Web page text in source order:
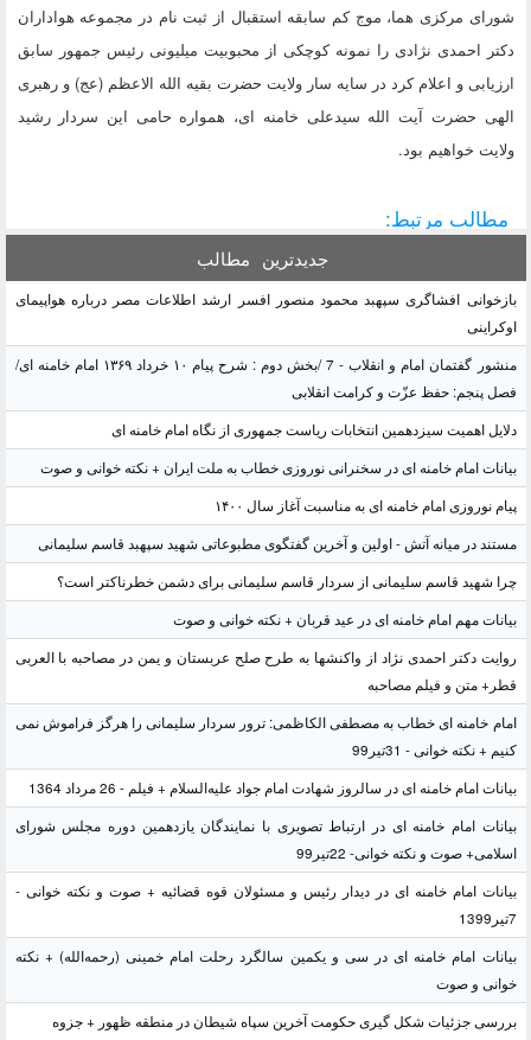
شورای مرکزی هما، موج کم سابقه استقبال از ثبت نام در مجموعه هواداران
دکتر احمدی نژادی را نمونه کوچکی از محبوبیت میلیونی رئیس جمهور سابق
ارزیابی و اعلام کرد در سایه سار ولایت حضرت بقیه الله الاعظم (عج) و رهبری
الهی حضرت آیت الله سیدعلی خامنه ای، همواره حامی این سردار رشید
ولایت خواهیم بود.
مطالب مرتبط:
جدیدترین مطالب
بازخوانی افشاگری سپهبد محمود منصور افسر ارشد اطلاعات مصر درباره هواپیمای
اوکراینی
منشور گفتمان امام و انقلاب - 7 /بخش دوم : شرح پیام ۱۰ خرداد ۱۳۶۹ امام خامنه ای/
فصل پنجم: حفظ عزّت و کرامت انقلابی
دلایل اهمیت سیزدهمین انتخابات ریاست جمهوری از نگاه امام خامنه ای
بیانات امام خامنه ای در سخنرانی نوروزی خطاب به ملت ایران + نکته خوانی و صوت
پیام نوروزی امام خامنه ای به مناسبت آغاز سال ۱۴۰۰
مستند در میانه آتش - اولین و آخرین گفتگوی مطبوعاتی شهید سپهبد قاسم سلیمانی
چرا شهید قاسم سلیمانی از سردار قاسم سلیمانی برای دشمن خطرناکتر است؟
بیانات مهم امام خامنه ای در عید قربان + نکته خوانی و صوت
روایت دکتر احمدی نژاد از واکنشها به طرح صلح عربستان و یمن در مصاحبه با العربی
قطر+ متن و فیلم مصاحبه
امام خامنه ای خطاب به مصطفی الکاظمی: ترور سردار سلیمانی را هرگز فراموش نمی
کنیم + نکته خوانی - 31تیر99
بیانات امام خامنه ای در سالروز شهادت امام جواد علیه‌السلام + فیلم - 26 مرداد 1364
بیانات امام خامنه ای در ارتباط تصویری با نمایندگان یازدهمین دوره مجلس شورای
اسلامی+ صوت و نکته خوانی- 22تیر99
بیانات امام خامنه ای در دیدار رئیس و مسئولان قوه قضائیه + صوت و نکته خوانی -
7تیر1399
بیانات امام خامنه ای در سی و یکمین سالگرد رحلت امام خمینی (رحمه‌الله) + نکته
خوانی و صوت
بررسی جزئیات شکل گیری حکومت آخرین سپاه شیطان در منطقه ظهور + جزوه